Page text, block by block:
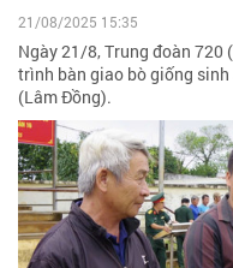
21/08/2025 15:35
Ngày 21/8, Trung đoàn 720
trình bàn giao bò giống sinh
(Lâm Đồng).